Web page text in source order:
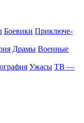
Бое­ви­ки При­клю­че­
Дра­мы Во­ен­ные
Ужа­сы ТВ —